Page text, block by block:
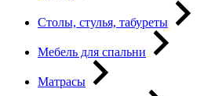
Столы, стулья, табуреты
Мебель для спальни
Матрасы